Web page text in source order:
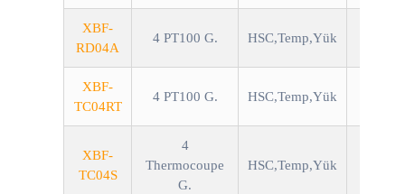
XBF-
RD04A
4 PT100 G. HSC,Temp,Yük
XBF-
TC04RT
4 PT100 G. HSC,Temp,Yük
XBF-
TC04S
4
Thermocoupe
G.
HSC,Temp,Yük